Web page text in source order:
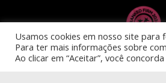
Usamos cookies em nosso site para
Para ter mais informações sobre
Ao clicar em “Aceitar”, você